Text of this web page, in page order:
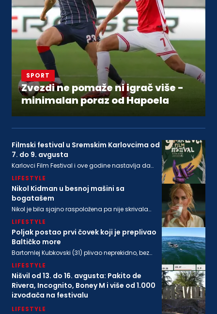
SPORT
Zvezdi ne pomaže ni igrač više -
minimalan poraz od Hapoela
Filmski festival u Sremskim Karlovcima od
7. do 9. avgusta
Karlovci Film Festival i ove godine nastavlja da
savremenog autorskog izraza
LIFESTYLE
Nikol Kidman u besnoj mašini sa
bogatašem
Nikol je bila sjajno raspoložena pa nije skrivala
biznismenaMajkla Rajstina (55) koji se sve češće
viđa u društvu oskarovke
LIFESTYLE
Poljak postao prvi čovek koji je preplivao
Baltičko more
Bartomlej Kubkovski (31) plivao neprekidno, bez
Poljske
LIFESTYLE
Nišvil od 13. do 16. avgusta: Pakito de
Rivera, Incognito, Boney M i više od 1.000
izvođača na festivalu
LIFESTYLE